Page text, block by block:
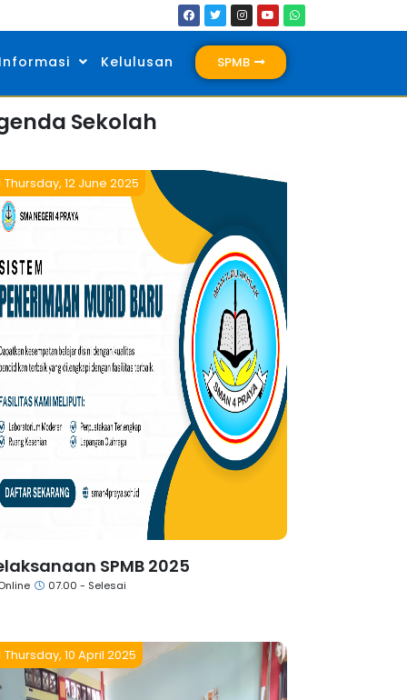
Kelulusan SPMB
Sekolah
Thursday, 12 June 2025
SPMB 2025
07.00 - Selesai
Thursday, 10 April 2025